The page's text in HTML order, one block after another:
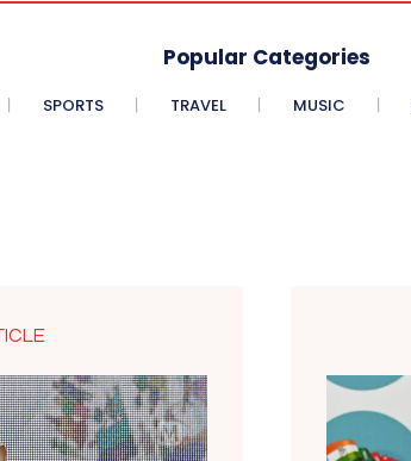
Popular Categories
SPORTS TRAVEL MUSIC